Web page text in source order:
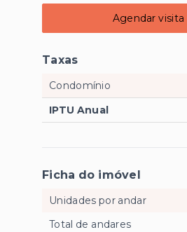
Agendar visita
Taxas
Condomínio
IPTU Anual
Ficha do imóvel
Unidades por andar
Total de andares